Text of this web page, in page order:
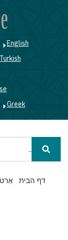
English
Turkish
Greek
Main
navigation
דף הבית